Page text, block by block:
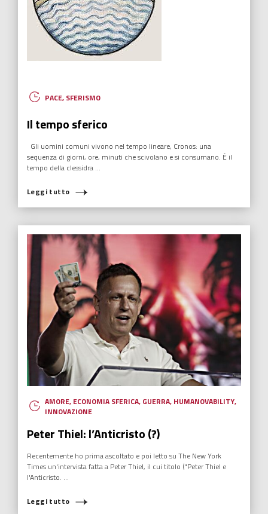
HUMANOVABILITY,NUOVI EROI
Arrivederci alla Primavera per la
Per chiudere in bellezza la quarta stagione de “Il tempo dei nuovi
eroi” sono stato intervistato da Daniela Cappelletti e Simone Maggio
ECONOMIA SFERICA,EDUCAZIONE,HUMANOVABILITY
NUOVI EROI
RADIO ITALIA
Danilo Terrana, il lato concreto del
sognatore
di Palermo, Danilo Terrana disegna fumetti pensati per combattere il
bullismo.
Leggi tutto